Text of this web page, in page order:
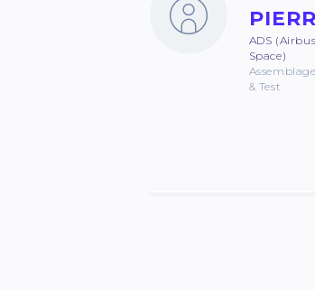
ADS
Space)
& Test